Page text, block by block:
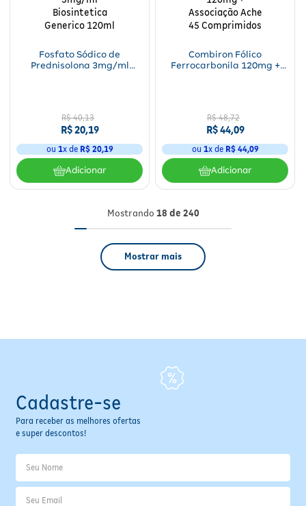
Fosfato Sódico de
Prednisolona 3mg/ml
R$ 40,13
R$20,19
ou 1x de R$ 20,19
Adicionar
Combiron Fólico
Ferrocarbonila 120mg +
R$ 48,72
R$44,09
ou 1x de R$ 44,09
Adicionar
Mostrando 18 de 240
Mostrar mais
Cadastre-se
Para receber as melhores ofertas
e super descontos!